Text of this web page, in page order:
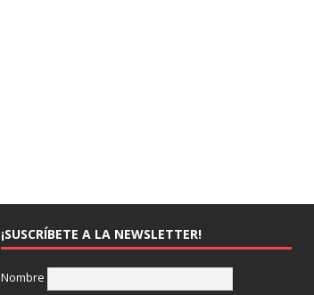
¡SUSCRÍBETE A LA NEWSLETTER!
Nombre